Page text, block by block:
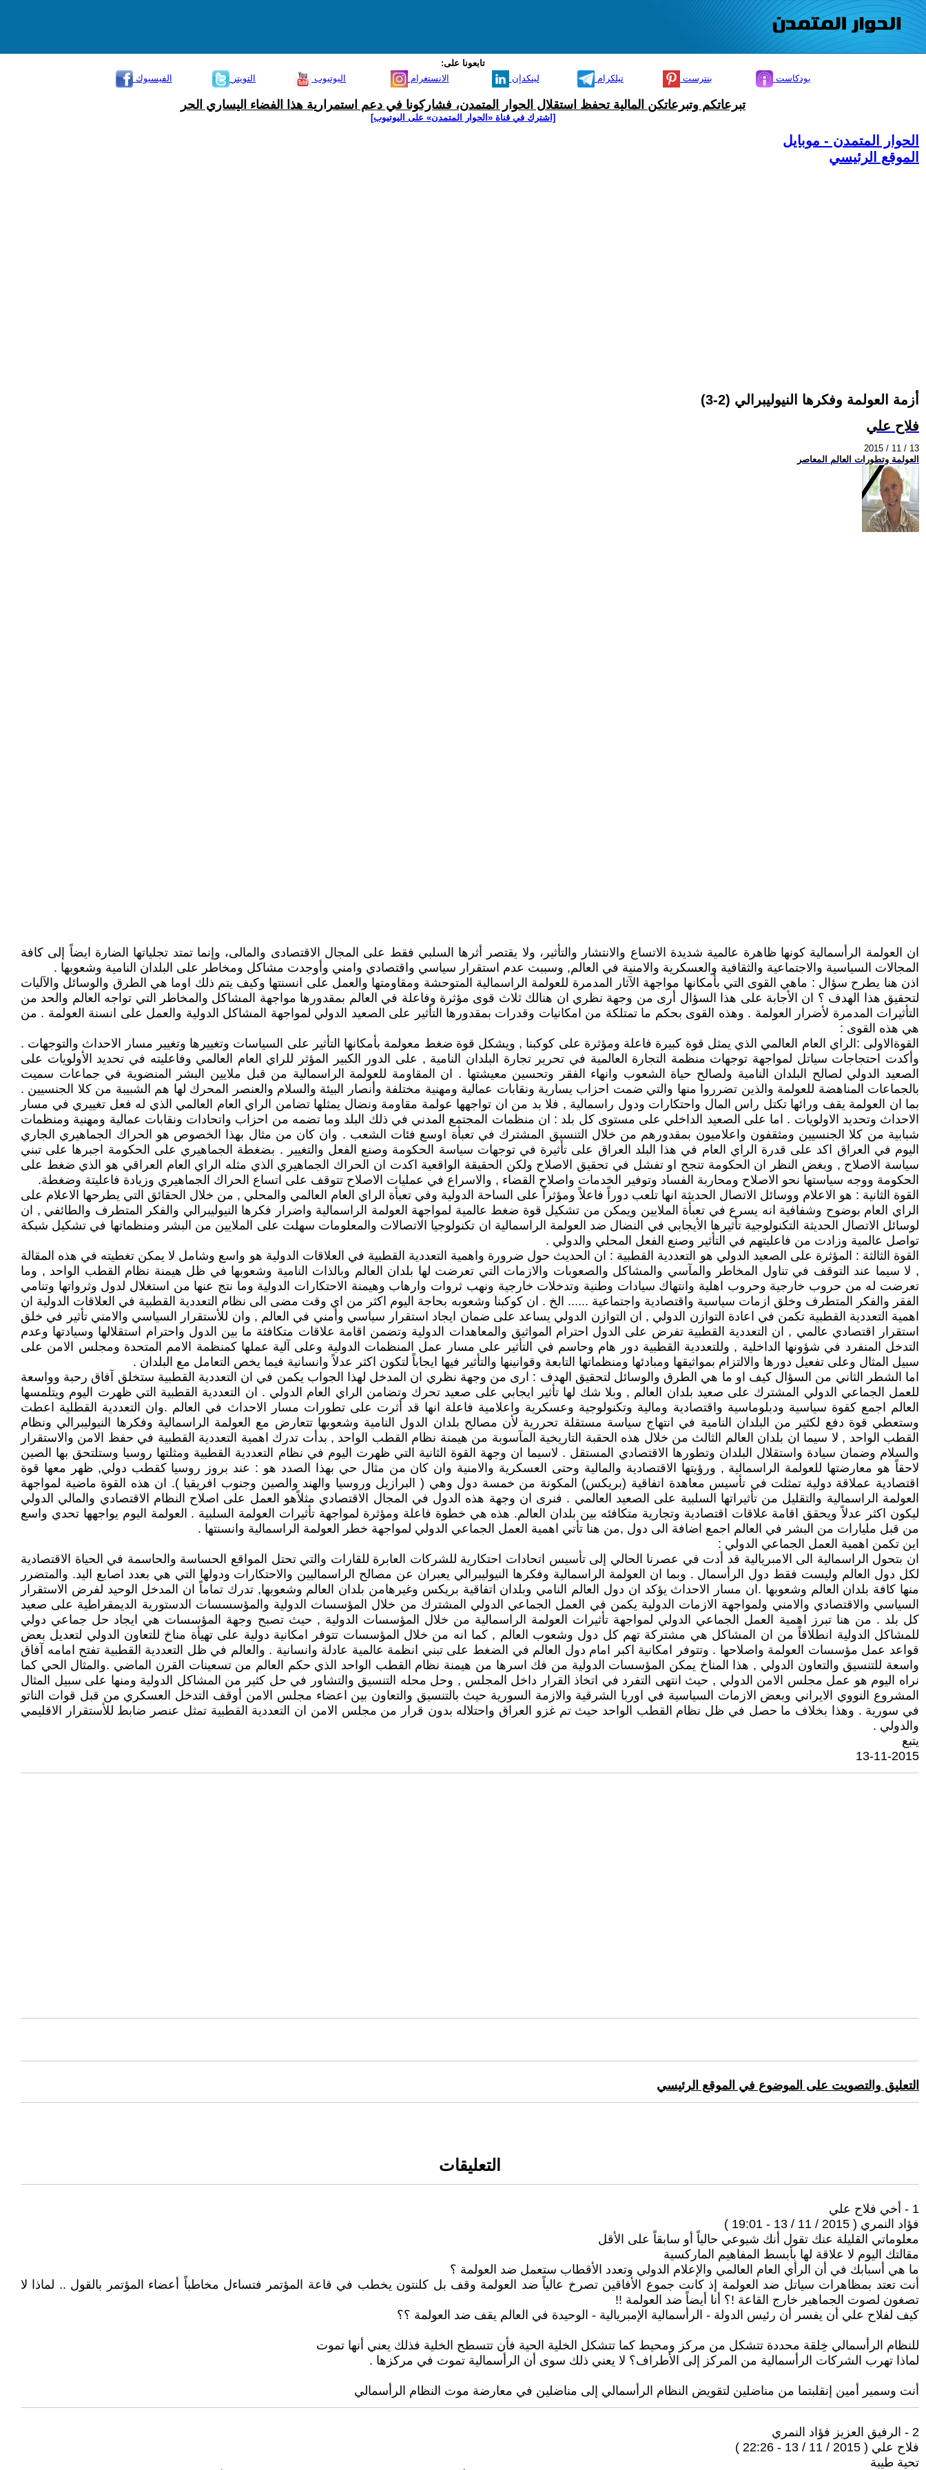
تابعونا على:
الفيسبوك
التويتر اليوتيوب الانستغرام لينكدإن تيلكرام بنترست بودكاست
تبرعاتكم وتبرعاتكن المالية تحفظ استقلال الحوار المتمدن، فشاركونا في دعم استمرارية هذا الفضاء اليساري الحر
[اشترك في قناة ‫«الحوار المتمدن» على اليوتيوب]
الحوار المتمدن - موبايل
الموقع الرئيسي
أزمة العولمة وفكرها النيوليبرالي (2-3)
فلاح علي
2015 / 11 / 13
العولمة وتطورات العالم المعاصر
ان العولمة الرأسمالية كونها ظاهرة عالمية شديدة الاتساع والانتشار والتأثير، ولا يقتصر أثرها السلبي فقط على المجال الاقتصادى والمالى، وإنما تمتد تجلياتها الضارة ايضاً إلى كافة
المجالات السياسية والاجتماعية والثقافية والعسكرية والامنية في العالم, وسببت عدم استقرار سياسي واقتصادي وامني وأوجدت مشاكل ومخاطر على البلدان النامية وشعوبها .
اذن هنا يطرح سؤال : ماهي القوى التي بأمكانها مواجهة الآثار المدمرة للعولمة الراسمالية المتوحشة ومقاومتها والعمل على انسنتها وكيف يتم ذلك اوما هي الطرق والوسائل والآليات
لتحقيق هذا الهدف ؟ ان الأجابة على هذا السؤال أرى من وجهة نظري ان هنالك ثلاث قوى مؤثرة وفاعلة في العالم بمقدورها مواجهة المشاكل والمخاطر التي تواجه العالم والحد من
التأثيرات المدمرة لأضرار العولمة . وهذه القوى بحكم ما تمتلكة من امكانيات وقدرات بمقدورها التأثير على الصعيد الدولي لمواجهة المشاكل الدولية والعمل على انسنة العولمة . من
هي هذه القوى :
القوةالاولى :الراي العام العالمي الذي يمثل قوة كبيرة فاعلة ومؤثرة على كوكبنا , ويشكل قوة ضغط معولمة بأمكانها التأثير على السياسات وتغييرها وتغيير مسار الاحداث والتوجهات .
وأكدت احتجاجات سياتل لمواجهة توجهات منظمة التجارة العالمية في تحرير تجارة البلدان النامية , على الدور الكبير المؤثر للراي العام العالمي وفاعليته في تحديد الأولويات على
الصعيد الدولي لصالح البلدان النامية ولصالح حياة الشعوب وانهاء الفقر وتحسين معيشتها . ان المقاومة للعولمة الراسمالية من قبل ملايين البشر المنضوية في جماعات سميت
بالجماعات المناهضة للعولمة والذين تضرروا منها والتي ضمت احزاب يسارية ونقابات عمالية ومهنية مختلفة وأنصار البيئة والسلام والعنصر المحرك لها هم الشبيبة من كلا الجنسيين .
بما ان العولمة يقف ورائها تكتل راس المال واحتكارات ودول راسمالية , فلا بد من ان تواجهها عولمة مقاومة ونضال يمثلها تضامن الراي العام العالمي الذي له فعل تغييري في مسار
الاحداث وتحديد الاولويات . اما على الصعيد الداخلي على مستوى كل بلد : ان منظمات المجتمع المدني في ذلك البلد وما تضمه من احزاب واتحادات ونقابات عمالية ومهنية ومنظمات
شبابية من كلا الجنسيين ومثقفون واعلاميون بمقدورهم من خلال التنسيق المشترك في تعبأة اوسع فئات الشعب . وان كان من مثال بهذا الخصوص هو الحراك الجماهيري الجاري
اليوم في العراق اكد على قدرة الراي العام في هذا البلد العراق على تأثيرة في توجهات سياسة الحكومة وصنع الفعل والتغيير . بضغطة الجماهيري على الحكومة اجبرها على تبني
سياسة الاصلاح , وبغض النظر ان الحكومة تنجح او تفشل في تحقيق الاصلاح ولكن الحقيقة الواقعية اكدت ان الحراك الجماهيري الذي مثله الراي العام العراقي هو الذي ضغط على
الحكومة ووجه سياستها نحو الاصلاح ومحاربة الفساد وتوفير الخدمات واصلاح القضاء , والاسراع في عمليات الاصلاح تتوقف على اتساع الحراك الجماهيري وزيادة فاعليتة وضغطة.
القوة الثانية : هو الاعلام ووسائل الاتصال الحديثة انها تلعب دوراً فاعلاً ومؤثراً على الساحة الدولية وفي تعبأة الراي العام العالمي والمحلي , من خلال الحقائق التي يطرحها الاعلام على
الراي العام بوضوح وشفافية انه يسرع في تعبأة الملايين ويمكن من تشكيل قوة ضغط عالمية لمواجهة العولمة الراسمالية واضرار فكرها النيوليبرالي والفكر المتطرف والطائفي , ان
لوسائل الاتصال الحديثة التكنولوجية تأثيرها الأيجابي في النضال ضد العولمة الراسمالية ان تكنولوجيا الاتصالات والمعلومات سهلت على الملايين من البشر ومنظماتها في تشكيل شبكة
تواصل عالمية وزادت من فاعليتهم في التأثير وصنع الفعل المحلي والدولي .
القوة الثالثة : المؤثرة على الصعيد الدولي هو التعددية القطبية : ان الحديث حول ضرورة واهمية التعددية القطبية في العلاقات الدولية هو واسع وشامل لا يمكن تغطيته في هذه المقالة
, لا سيما عند التوقف في تناول المخاطر والمآسي والمشاكل والصعوبات والازمات التي تعرضت لها بلدان العالم وبالذات النامية وشعوبها في ظل هيمنة نظام القطب الواحد , وما
تعرضت له من حروب خارجية وحروب اهلية وانتهاك سيادات وطنية وتدخلات خارجية ونهب ثروات وارهاب وهيمنة الاحتكارات الدولية وما نتج عنها من استغلال لدول وثرواتها وتنامي
الفقر والفكر المتطرف وخلق ازمات سياسية واقتصادية واجتماعية ...... الخ . ان كوكبنا وشعوبه بحاجة اليوم اكثر من اي وقت مضى الى نظام التعددية القطبية في العلاقات الدولية ان
اهمية التعددية القطبية تكمن في اعادة التوازن الدولي , ان التوازن الدولي يساعد على ضمان ايجاد استقرار سياسي وأمني في العالم , وان للأستقرار السياسي والامني تأثير في خلق
استقرار اقتصادي عالمي , ان التعددية القطبية تفرض على الدول احترام المواثيق والمعاهدات الدولية وتضمن اقامة علاقات متكافئة ما بين الدول واحترام استقلالها وسيادتها وعدم
التدخل المنفرد في شؤونها الداخلية , وللتعددية القطبية دور هام وحاسم في التأثير على مسار عمل المنظمات الدولية وعلى آلية عملها كمنظمة الامم المتحدة ومجلس الامن على
سبيل المثال وعلى تفعيل دورها والالتزام بمواثيقها ومبادئها ومنظماتها التابعة وقوانينها والتأثير فيها ايجاباً لتكون اكثر عدلاً وانسانية فيما يخص التعامل مع البلدان .
اما الشطر الثاني من السؤال كيف او ما هي الطرق والوسائل لتحقيق الهدف : ارى من وجهة نظري ان المدخل لهذا الجواب يكمن في ان التعددية القطبية ستخلق آفاق رحبة وواسعة
للعمل الجماعي الدولي المشترك على صعيد بلدان العالم , وبلا شك لها تأثير ايجابي على صعيد تحرك وتضامن الراي العام الدولي . ان التعددية القطبية التي ظهرت اليوم ويتلمسها
العالم اجمع كقوة سياسية ودبلوماسية واقتصادية ومالية وتكنولوجية وعسكرية واعلامية فاعلة انها قد أثرت على تطورات مسار الاحداث في العالم .وان التعددية القطلية اعطت
وستعطي قوة دفع لكثير من البلدان النامية في انتهاج سياسة مستقلة تحررية لأن مصالح بلدان الدول النامية وشعوبها تتعارض مع العولمة الراسمالية وفكرها النيوليبرالي ونظام
القطب الواحد , لا سيما ان بلدان العالم الثالث من خلال هذه الحقبة التاريخية المآسوبة من هيمنة نظام القطب الواحد , بدأت تدرك اهمية التعددية القطبية في حفظ الامن والاستقرار
والسلام وضمان سيادة واستقلال البلدان وتطورها الاقتصادي المستقل . لاسيما ان وجهة القوة الثانية التي ظهرت اليوم في نظام التعددية القطبية ومثلتها روسيا وستلتحق بها الصين
لاحقاً هو معارضتها للعولمة الراسمالية , ورؤيتها الاقتصادية والمالية وحتى العسكرية والامنية وان كان من مثال حي بهذا الصدد هو : عند بروز روسيا كقطب دولي, ظهر معها قوة
اقتصادية عملاقة دولية تمثلت في تأسيس معاهدة اتفاقية (بريكس) المكونة من خمسة دول وهي ( البرازيل وروسيا والهند والصين وجنوب افريقيا ). ان هذه القوة ماضية لمواجهة
العولمة الراسمالية والتقليل من تأثيراتها السلبية على الصعيد العالمي . فنرى ان وجهة هذه الدول في المجال الاقتصادي مثلاًهو العمل على اصلاح النظام الاقتصادي والمالي الدولي
ليكون اكثر عدلاً ويحقق اقامة علاقات اقتصادية وتجارية متكافئه بين بلدان العالم. هذه هي خطوة فاعلة ومؤثرة لمواجهة تأثيرات العولمة السلبية . العولمة اليوم يواجهها تحدي واسع
من قبل مليارات من البشر في العالم اجمع اضافة الى دول ,من هنا تأتي اهمية العمل الجماعي الدولي لمواجهة خطر العولمة الراسمالية وانسنتها .
اين تكمن اهمية العمل الجماعي الدولي :
ان بتحول الراسمالية الى الامبريالية قد أدت في عصرنا الحالي إلى تأسيس اتحادات احتكارية للشركات العابرة للقارات والتي تحتل المواقع الحساسة والحاسمة في الحياة الاقتصادية
لكل دول العالم وليست فقط دول الرأسمال . وبما ان العولمة الراسمالية وفكرها النيوليبرالي يعبران عن مصالح الراسماليين والاحتكارات ودولها التي هي بعدد اصابع اليد. والمتضرر
منها كافة بلدان العالم وشعوبها .ان مسار الاحداث يؤكد ان دول العالم النامي وبلدان اتفاقية بريكس وغيرهامن بلدان العالم وشعوبها, تدرك تماماً ان المدخل الوحيد لفرض الاستقرار
السياسي والاقتصادي والامني ولمواجهة الازمات الدولية يكمن في العمل الجماعي الدولي المشترك من خلال المؤسسات الدولية والمؤسسسات الدستورية الديمقراطية على صعيد
كل بلد . من هنا تبرز اهمية العمل الجماعي الدولي لمواجهة تأثيرات العولمة الراسمالية من خلال المؤسسات الدولية , حيث تصبح وجهة المؤسسات هي ايجاد حل جماعي دولي
للمشاكل الدولية انطلاقاً من ان المشاكل هي مشتركة تهم كل دول وشعوب العالم , كما انه من خلال المؤسسات تتوفر امكانية دولية على تهيأة مناخ للتعاون الدولي لتعديل بعض
قواعد عمل مؤسسات العولمة واصلاحها . وتتوفر امكانية اكبر امام دول العالم في الضغط على تبني انظمة عالمية عادلة وانسانية . والعالم في ظل التعددية القطبية تفتح امامه آفاق
واسعة للتنسيق والتعاون الدولي , هذا المناخ يمكن المؤسسات الدولية من فك اسرها من هيمنة نظام القطب الواحد الذي حكم العالم من تسعينات القرن الماضي .والمثال الحي كما
نراه اليوم هو عمل مجلس الامن الدولي , حيث انتهى التفرد في اتخاذ القرار داخل المجلس , وحل محله التنسيق والتشاور في حل كثير من المشاكل الدولية ومنها على سبيل المثال
المشروع النووي الايراني وبعض الازمات السياسية في اوربا الشرقية والازمة السورية حيث بالتنسيق والتعاون بين اعضاء مجلس الامن أوقف التدخل العسكري من قبل قوات الناتو
في سورية . وهذا بخلاف ما حصل في ظل نظام القطب الواحد حيث تم غزو العراق واحتلاله بدون قرار من مجلس الامن ان التعددية القطبية تمثل عنصر ضابط للأستقرار الاقليمي
والدولي .
يتبع
13-11-2015
التعليق والتصويت على الموضوع في الموقع الرئيسي
التعليقات
1 - أخي فلاح علي
فؤاد النمري ( 2015 / 11 / 13 - 19:01 )
معلوماتي القليلة عنك تقول أنك شيوعي حالياً أو سابقاً على الأقل
مقالتك اليوم لا علاقة لها بأبسط المفاهيم الماركسية
ما هي أسبابك في أن الرأي العام العالمي والإعلام الدولي وتعدد الأقطاب ستعمل ضد العولمة ؟
أنت تعتد بمظاهرات سياتل ضد العولمة إذ كانت جموع الأفاقين تصرخ عالياً ضد العولمة وقف بل كلنتون يخطب في قاعة المؤتمر فتساءل مخاطباً أعضاء المؤتمر بالقول .. لماذا لا
تصغون لصوت الجماهير خارج القاعة !؟ أنا أيضاً ضد العولمة !!
كيف لفلاح علي أن يفسر أن رئيس الدولة - الرأسمالية الإمبريالية - الوحيدة في العالم يقف ضد العولمة ؟؟
للنظام الرأسمالي خِلقة محددة تتشكل من مركز ومحيط كما تتشكل الخلية الحية فأن تتسطح الخلية فذلك يعني أنها تموت
لماذا تهرب الشركات الرأسمالية من المركز إلى الأطراف؟ لا يعني ذلك سوى أن الرأسمالية تموت في مركزها .
أنت وسمير أمين إنقلبتما من مناضلين لتقويض النظام الرأسمالي إلى مناضلين في معارضة موت النظام الرأسمالي
2 - الرفيق العزيز فؤاد النمري
فلاح علي ( 2015 / 11 / 13 - 22:26 )
تحية طيبة